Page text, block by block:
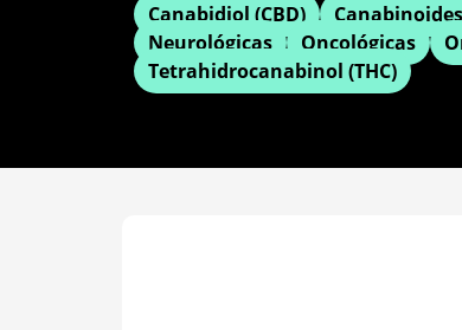
Canabidiol (CBD) Canabinoides
Neurológicas
Oncológicas
Tetrahidrocanabinol (THC)